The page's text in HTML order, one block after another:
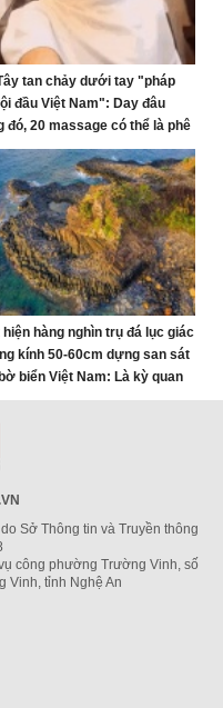
tan chảy dưới tay "pháp
đầu Việt Nam": Day đâu
đó, 20 massage có thể là phê
cuộc đời!
hiện hàng nghìn trụ đá lục giác
kính 50-60cm dựng san sát
biển Việt Nam: Là kỳ quan
gặp trên thế giới, đã hơn 2
tuổi
Sở Thông tin và Truyền thông
công phường Trường Vinh, số
Vinh, tỉnh Nghệ An